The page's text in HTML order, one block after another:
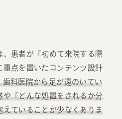
患者が「初めて来院する際
重点を置いたコンテンツ設計
歯科医院から足が遠のいてい
「どんな処置をされるか分
ていることが少なくありま